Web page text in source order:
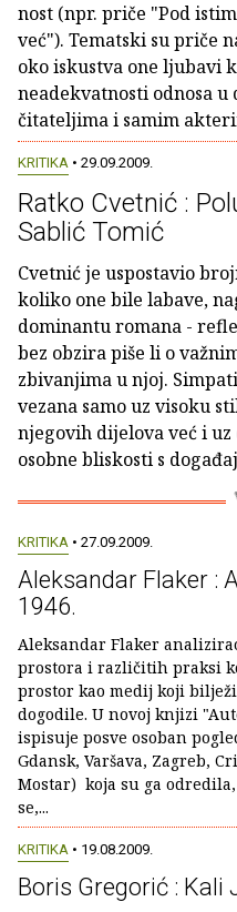
nost (npr. priče "Pod
već"). Tematski su priče
oko iskustva one ljubavi
neadekvatnosti odnosa
čita­teljima i samim
KRITIKA • 29.09.2009.
Ratko Cvetnić :
Sablić Tomić
Cvetnić je uspostavio
koliko one bile labave,
dominantu romana -
bez obzira piše li o
zbivanjima u njoj.
vezana samo uz visoku
njegovih dijelova već i
osobne bliskosti s
KRITIKA • 27.09.2009.
Aleksandar Flaker :
1946.
Aleksandar Flaker
prostora i različitih praksi
prostor kao medij koji
dogodile. U novoj knjizi
ispisuje posve osoban
Gdansk, Varšava, Zagreb,
Mostar) koja su ga
se,...
KRITIKA • 19.08.2009.
Boris Gregorić : Kali